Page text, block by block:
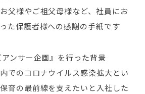
父様やご祖父母様など、社員にお
た保護者様への感謝の手紙です
ンサー企画』を行った背景
でのコロナウイルス感染拡大とい
育の最前線を支えたいと入社した